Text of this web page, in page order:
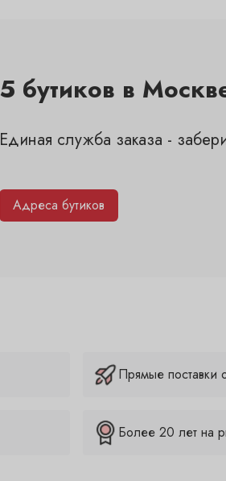
5 бутиков в
Единая служба заказа -
Адреса бутиков
Прямые поставки
Более 20 лет на